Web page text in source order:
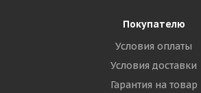
Покупателю
Условия оплаты
Условия доставки
Гарантия на товар